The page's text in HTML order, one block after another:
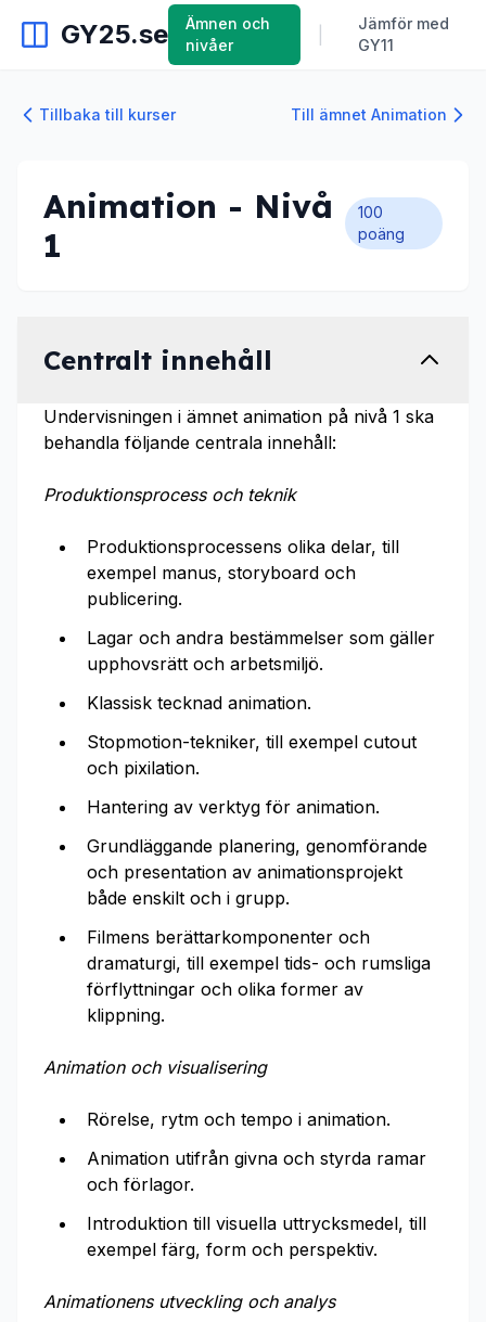
GY25.se
Ämnen och
nivåer
Jämför med
GY11
Tillbaka till kurser Till ämnet Animation
Animation - Nivå
1
100
poäng
Centralt innehåll
Undervisningen i ämnet animation på nivå 1 ska
behandla följande centrala innehåll:
Produktionsprocess och teknik
Produktionsprocessens olika delar, till
exempel manus, storyboard och
publicering.
Lagar och andra bestämmelser som gäller
upphovsrätt och arbetsmiljö.
Klassisk tecknad animation.
Stopmotion-tekniker, till exempel cutout
och pixilation.
Hantering av verktyg för animation.
Grundläggande planering, genomförande
och presentation av animationsprojekt
både enskilt och i grupp.
Filmens berättarkomponenter och
dramaturgi, till exempel tids- och rumsliga
förflyttningar och olika former av
klippning.
Animation och visualisering
Rörelse, rytm och tempo i animation.
Animation utifrån givna och styrda ramar
och förlagor.
Introduktion till visuella uttrycksmedel, till
exempel färg, form och perspektiv.
Animationens utveckling och analys